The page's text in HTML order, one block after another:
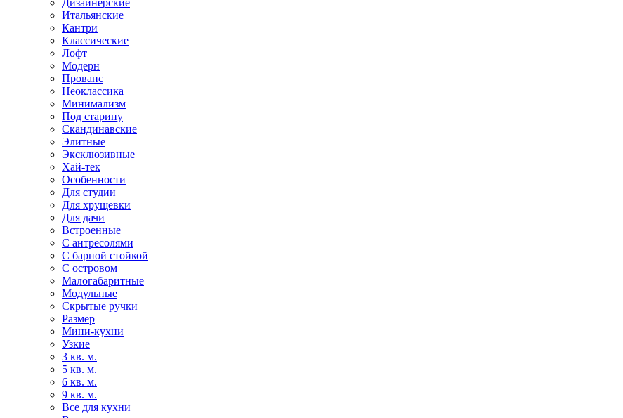
Итальянские
Кантри
Классические
Лофт
Модерн
Прованс
Неоклассика
Минимализм
Под старину
Скандинавские
Элитные
Эксклюзивные
Хай-тек
Особенности
Для студии
Для хрущевки
Для дачи
Встроенные
С антресолями
С барной стойкой
С островом
Малогабаритные
Модульные
Скрытые ручки
Размер
Мини-кухни
Узкие
3 кв. м.
5 кв. м.
6 кв. м.
9 кв. м.
Все для кухни